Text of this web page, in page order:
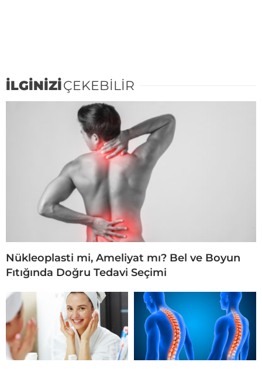
İLGİNİZİÇEKEBİLİR
Nükleoplasti mi, Ameliyat mı? Bel ve Boyun
Fıtığında Doğru Tedavi Seçimi